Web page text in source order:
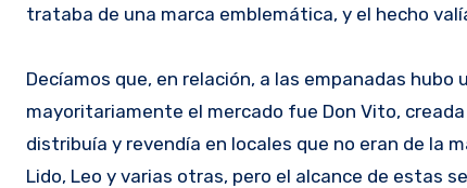
trataba de una marca emblemática, y el hecho
Decíamos que, en relación, a las empanadas
mayoritariamente el mercado fue Don Vito,
distribuía y revendía en locales que no eran de la
Lido, Leo y varias otras, pero el alcance de estas